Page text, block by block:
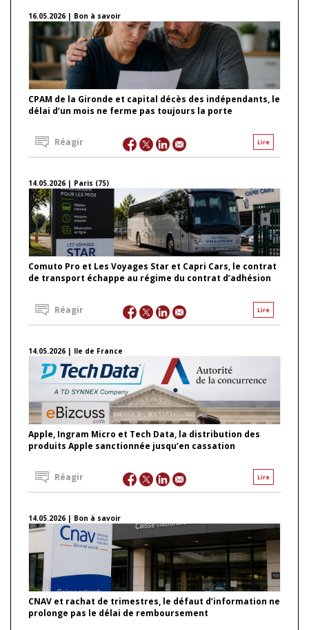
16.05.2026 | Bon à savoir
CPAM de la Gironde et capital décès des indépendants, le
délai d’un mois ne ferme pas toujours la porte
Lire
Réagir
14.05.2026 | Paris (75)
Comuto Pro et Les Voyages Star et Capri Cars, le contrat
de transport échappe au régime du contrat d’adhésion
Lire
Réagir
14.05.2026 | Ile de France
Apple, Ingram Micro et Tech Data, la distribution des
produits Apple sanctionnée jusqu’en cassation
Lire
Réagir
14.05.2026 | Bon à savoir
CNAV et rachat de trimestres, le défaut d’information ne
prolonge pas le délai de remboursement